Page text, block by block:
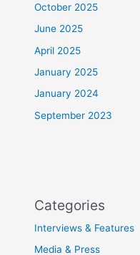
October 2025
June 2025
April 2025
January 2025
January 2024
September 2023
Categories
Interviews & Features
Media & Press